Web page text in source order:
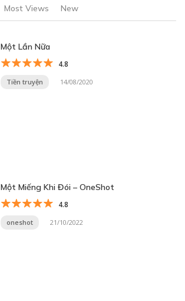
Most Views New
Một Lần Nữa
4.8
Tiền truyện 14/08/2020
Một Miếng Khi Đói – OneShot
4.8
oneshot 21/10/2022